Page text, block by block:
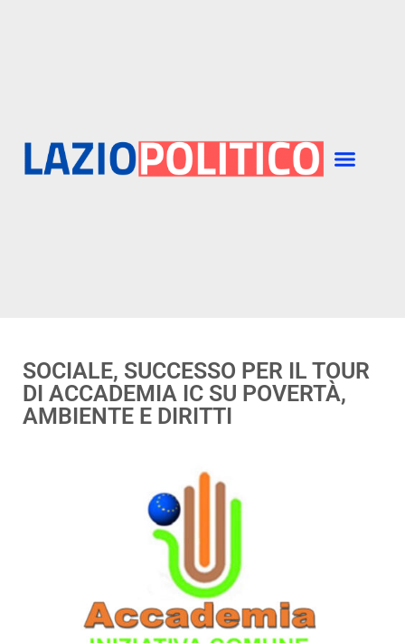
SOCIALE, SUCCESSO PER IL TOUR
DI ACCADEMIA IC SU POVERTÀ,
AMBIENTE E DIRITTI